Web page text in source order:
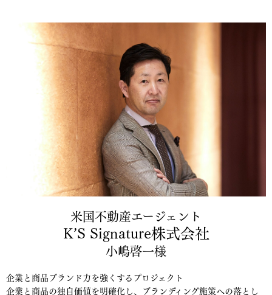
米国不動産エージェント
K’S Signature株式会社
小嶋啓一様
企業と商品ブランド力を強くするプロジェクト
企業と商品の独自価値を明確化し、ブランディング施策への落とし